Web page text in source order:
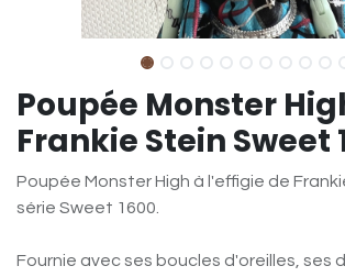
Poupée Monster
Frankie Stein Sweet
Poupée Monster High à l'effigie de
série Sweet 1600.
Fournie avec ses boucles d'oreilles, ses